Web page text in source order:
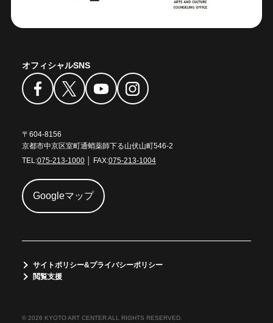
オフィシャルSNS
〒604-8156
京都市中京区室町通蛸薬師下る山伏山町546-2
TEL:075-213-1000│ FAX:075-213-1004
Googleマップ
サイトポリシー&プライバシーポリシー
閲覧支援
© 2026 KYOTO ART CENTER ALL RIGHTS RESERVED.